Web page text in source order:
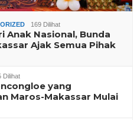
169 Dilihat
Anak Nasional, Bunda
Ajak Semua Pihak
Dilihat
yang
Maros-Makassar Mulai